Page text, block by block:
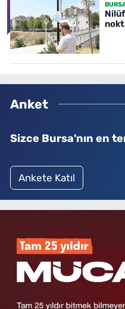
Anket
Sizce Bursa'nın en
Ankete Katıl